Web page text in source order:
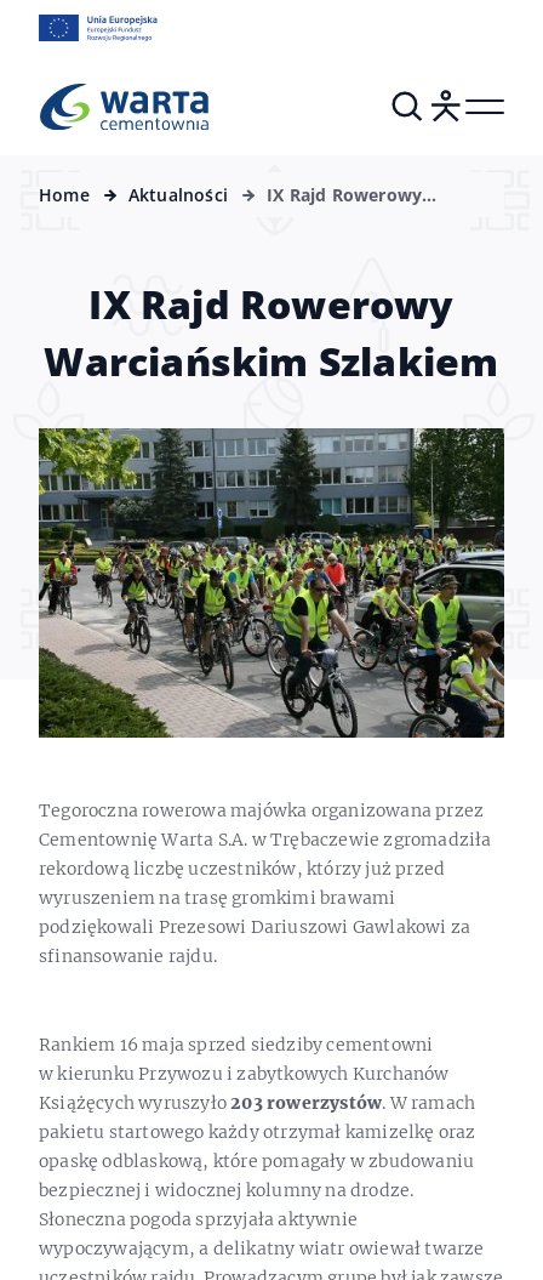
Home Aktualności
IX Rajd Rowerowy
IX Rajd Rowerowy
Warciańskim Szlakiem
Tegoroczna rowerowa majówka organizowana przez
Cementownię Warta S.A. w Trębaczewie zgromadziła
rekordową liczbę uczestników, którzy już przed
wyruszeniem na trasę gromkimi brawami
podziękowali Prezesowi Dariuszowi Gawlakowi za
sfinansowanie rajdu.
Rankiem 16 maja sprzed siedziby cementowni
w kierunku Przywozu i zabytkowych Kurchanów
Książęcych wyruszyło203 rowerzystów. W ramach
pakietu startowego każdy otrzymał kamizelkę oraz
opaskę odblaskową, które pomagały w zbudowaniu
bezpiecznej i widocznej kolumny na drodze.
Słoneczna pogoda sprzyjała aktywnie
wypoczywającym, a delikatny wiatr owiewał twarze